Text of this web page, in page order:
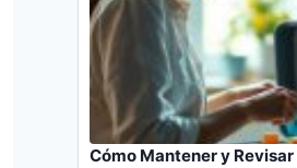
Cómo Mantener y